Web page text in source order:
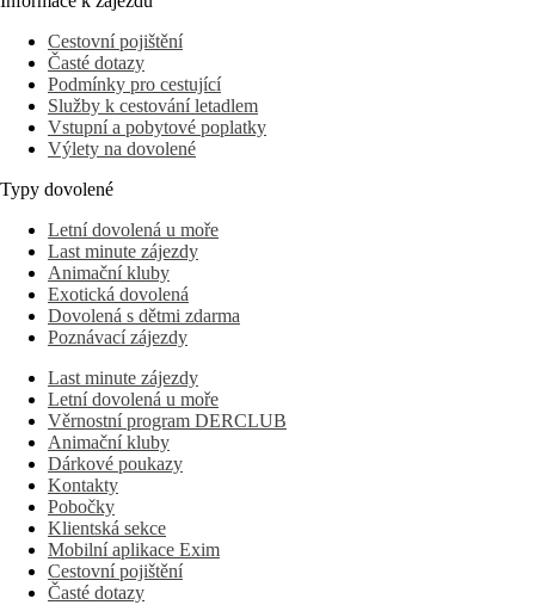
Cestovní pojištění
Časté dotazy
Podmínky pro cestující
Služby k cestování letadlem
Vstupní a pobytové poplatky
Výlety na dovolené
Typy dovolené
Letní dovolená u moře
Last minute zájezdy
Animační kluby
Exotická dovolená
Dovolená s dětmi zdarma
Poznávací zájezdy
Last minute zájezdy
Letní dovolená u moře
Věrnostní program DERCLUB
Animační kluby
Dárkové poukazy
Kontakty
Pobočky
Klientská sekce
Mobilní aplikace Exim
Cestovní pojištění
Časté dotazy